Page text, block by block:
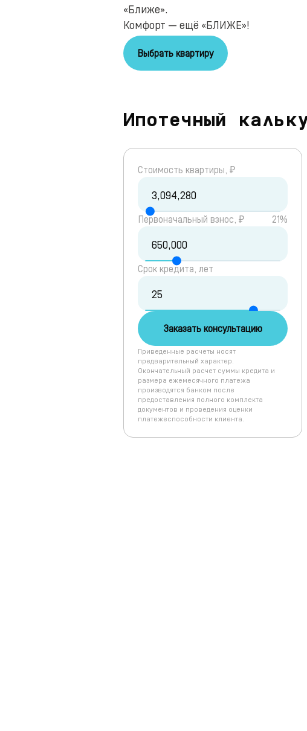
«Ближе».
Комфорт — ещё «БЛИЖЕ»!
Выбрать квартиру
Ипотечный
Cтоимость квартиры, ₽
Первоначальный взнос, ₽ 21%
Срок кредита, лет
Заказать консультацию
Приведенные расчеты носят
предварительный характер.
Окончательный расчет суммы кредита и
размера ежемесячного платежа
производятся банком после
предоставления полного комплекта
документов и проведения оценки
платежеспособности клиента.